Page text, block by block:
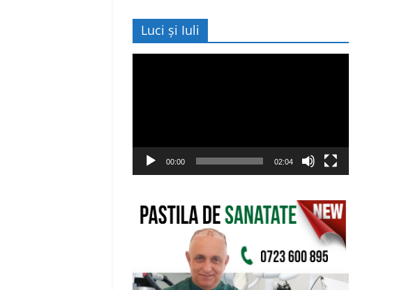
Luci și Iuli
00:00 02:04